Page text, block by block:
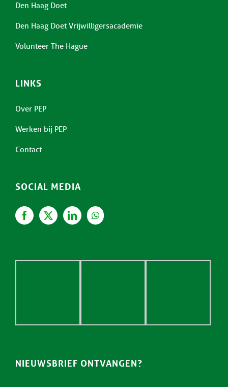
Den Haag Doet
Den Haag Doet Vrijwilligersacademie
Volunteer The Hague
LINKS
Over PEP
Werken bij PEP
Contact
SOCIAL MEDIA
NIEUWSBRIEF ONTVANGEN?